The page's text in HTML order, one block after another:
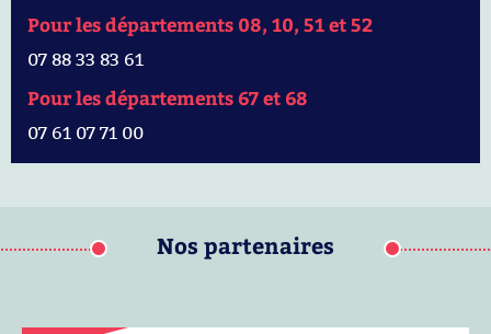
Pour les départements 08, 10, 51 et 52
07 88 33 83 61
Pour les départements 67 et 68
07 61 07 71 00
Nos partenaires